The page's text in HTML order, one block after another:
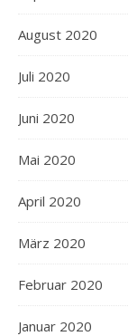
August 2020
Juli 2020
Juni 2020
Mai 2020
April 2020
März 2020
Februar 2020
Januar 2020